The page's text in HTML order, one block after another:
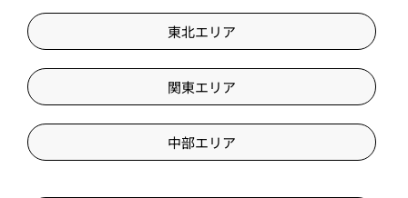
東北エリア
関東エリア
中部エリア